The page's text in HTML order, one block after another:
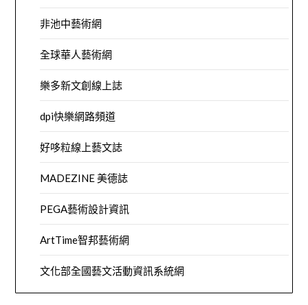
非池中藝術網
全球華人藝術網
樂多新文創線上誌
dpi快樂網路頻道
好哆粒線上藝文誌
MADEZINE 美德誌
PEGA藝術設計資訊
ArtTime智邦藝術網
文化部全國藝文活動資訊系統網